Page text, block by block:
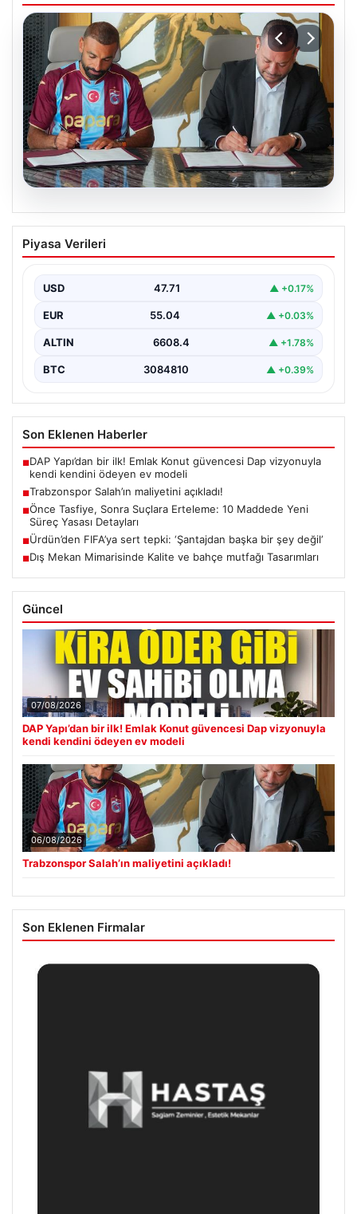
06.08.2026
Trabzonspor Salah’ın maliyetini
açıkladı!
Piyasa Verileri
USD 47.71 ▲ +0.17%
EUR 55.04 ▲ +0.03%
ALTIN 6608.4 ▲ +1.78%
BTC 3084810 ▲ +0.39%
Son Eklenen Haberler
■DAP Yapı’dan bir ilk! Emlak Konut güvencesi Dap vizyonuyla
kendi kendini ödeyen ev modeli
■Trabzonspor Salah’ın maliyetini açıkladı!
■Önce Tasfiye, Sonra Suçlara Erteleme: 10 Maddede Yeni
Süreç Yasası Detayları
■Ürdün’den FIFA’ya sert tepki: ‘Şantajdan başka bir şey değil’
■Dış Mekan Mimarisinde Kalite ve bahçe mutfağı Tasarımları
Güncel
07/08/2026
DAP Yapı’dan bir ilk! Emlak Konut güvencesi Dap vizyonuyla
kendi kendini ödeyen ev modeli
06/08/2026
Trabzonspor Salah’ın maliyetini açıkladı!
Son Eklenen Firmalar